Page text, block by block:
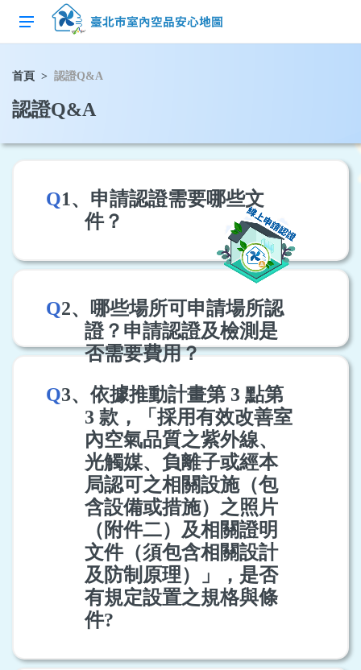
首頁 認證Q&A
認證Q&A
Q1、申請認證需要哪些文
件？
Q2、哪些場所可申請場所認
證？申請認證及檢測是
否需要費用？
Q3、依據推動計畫第 3 點第
3 款，「採用有效改善室
內空氣品質之紫外線、
光觸媒、負離子或經本
局認可之相關設施（包
含設備或措施）之照片
（附件二）及相關證明
文件（須包含相關設計
及防制原理）」，是否
有規定設置之規格與條
件?